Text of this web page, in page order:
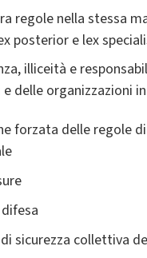
regole nella stessa
posterior e lex
illiceità e
delle organizzazioni
forzata delle regole
sicurezza collettiva